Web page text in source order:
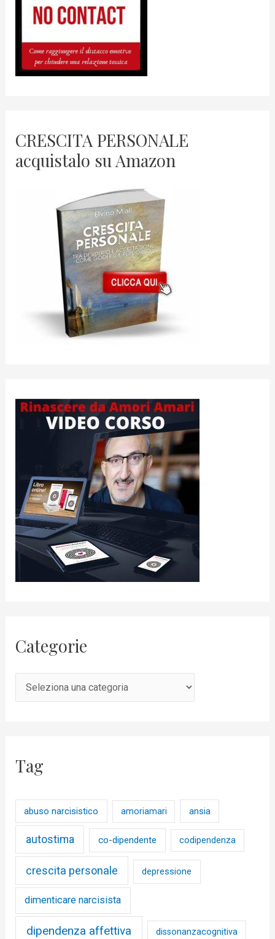
CRESCITA PERSONALE
acquistalo su Amazon
Categorie
Tag
abuso narcisistico amoriamari ansia
autostima co-dipendente codipendenza
crescita personale depressione
dimenticare narcisista
dipendenza affettiva dissonanzacognitiva